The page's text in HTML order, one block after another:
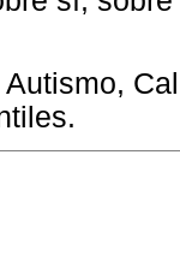
Autismo,